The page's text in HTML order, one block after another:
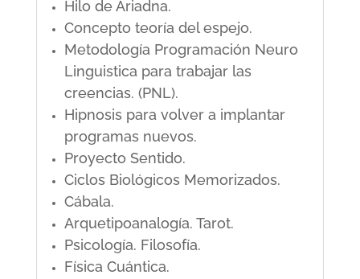
Hilo de Ariadna.
Concepto teoría del espejo.
Metodología Programación Neuro
Linguistica para trabajar las
creencias. (PNL).
Hipnosis para volver a implantar
programas nuevos.
Proyecto Sentido.
Ciclos Biológicos Memorizados.
Cábala.
Arquetipoanalogía. Tarot.
Psicología. Filosofía.
Física Cuántica.